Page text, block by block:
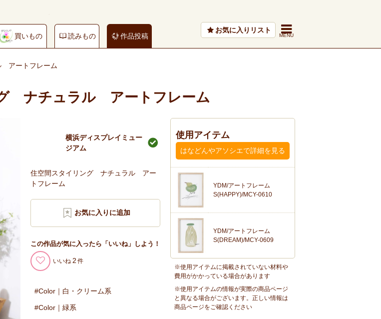
買いもの 読みもの 作品投稿
お気に入りリスト
アートフレーム
ナチュラル アートフレーム
横浜ディスプレイミュー
ジアム
住空間スタイリング ナチュラル アー
トフレーム
この作品が気に入ったら「いいね」しよう！
いいね 2
Color｜白・クリーム系
Color｜緑系
使用アイテム
はなどんやアソシエで詳細を見る
YDM/アートフレーム
S(HAPPY)/MCY-0610
YDM/アートフレーム
S(DREAM)/MCY-0609
※使用アイテムに掲載されていない材料や
費用がかかっている場合があります
※使用アイテムの情報が実際の商品ページ
と異なる場合がございます。正しい情報は
商品ページをご確認ください